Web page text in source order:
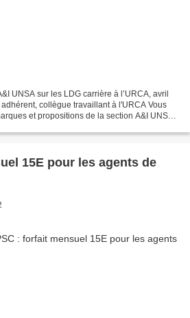
UNSA sur les LDG carrière à l’URCA, avril
collègue travaillant à l'URCA Vous
et propositions de la section A&I UNSA
15E pour les agents de